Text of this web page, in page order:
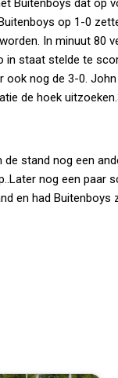
Buitenboys dat op
op 1-0
In minuut 80
in staat stelde te
ook nog de 3-0.
de hoek
stand nog een
nog een paar
en had Buitenboys